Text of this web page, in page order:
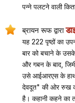
पन्ने पलटने वाली
ब्रायन रूफ द्वारा
यह 222 पृष्ठों का
बार को बचाने के
और गबन के बाद,
उसे आईआरएस के
देवदूत" की ओर रुख
है। कहानी कहने का